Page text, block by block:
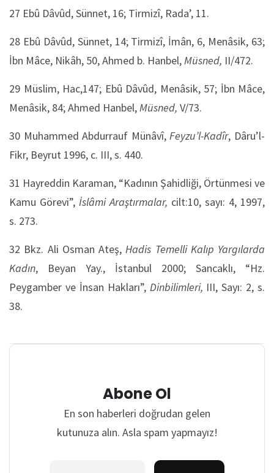
27 Ebû Dâvûd, Sünnet, 16; Tirmizî, Rada’, 11.
28 Ebû Dâvûd, Sünnet, 14; Tirmizî, İmân, 6, Menâsik, 63;
İbn Mâce, Nikâh, 50, Ahmed b. Hanbel,Müsned, II/472.
29 Müslim, Hac,147; Ebû Dâvûd, Menâsik, 57; İbn Mâce,
Menâsik, 84; Ahmed Hanbel,Müsned, V/73.
30 Muhammed Abdurrauf Münâvî,Feyzu’l-Kadîr, Dâru’l-
Fikr, Beyrut 1996, c. III, s. 440.
31 Hayreddin Karaman, “Kadının Şahidliği, Örtünmesi ve
Kamu Görevi”, İslâmi Araştırmalar, cilt:10, sayı: 4, 1997,
s. 273.
32 Bkz. Ali Osman Ateş,Hadis Temelli Kalıp Yargılarda
Kadın, Beyan Yay., İstanbul 2000; Sancaklı, “Hz.
Peygamber ve İnsan Hakları”, Dinbilimleri, III, Sayı: 2, s.
38.
Abone Ol
En son haberleri doğrudan gelen
kutunuza alın. Asla spam yapmayız!